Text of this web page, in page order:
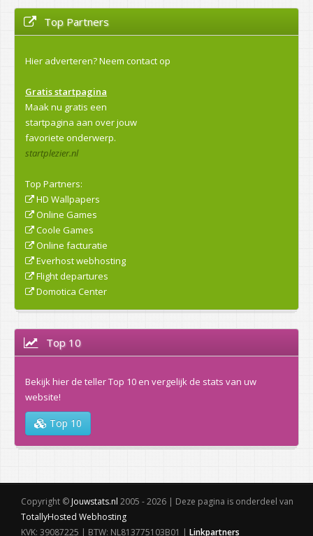
Top Partners
Hier adverteren?Neem contact op
Gratis startpagina
Maak nu gratis een
startpagina aan over jouw
favoriete onderwerp.
startplezier.nl
Top Partners:
HD Wallpapers
Online Games
Coole Games
Online facturatie
Everhost webhosting
Flight departures
Domotica Center
Top 10
Bekijk hier de teller Top 10 en vergelijk de stats van uw
website!
Top 10
Copyright © Jouwstats.nl 2005 - 2026 | Deze pagina is onderdeel van
TotallyHosted Webhosting
KVK: 39087225 | BTW: NL813775103B01 | Linkpartners